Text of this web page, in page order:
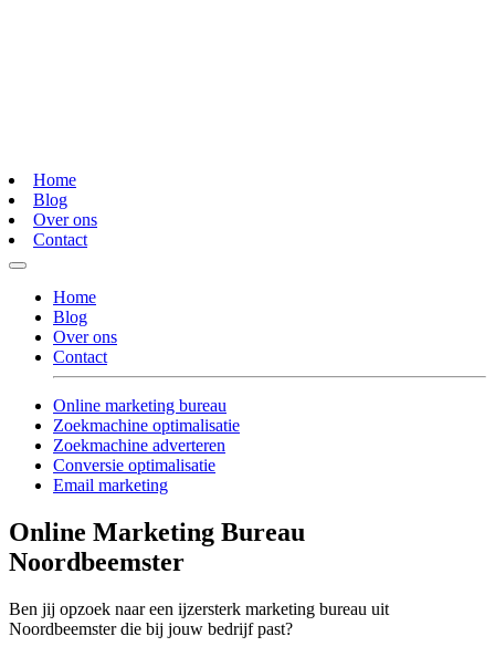
Home
Blog
Over ons
Contact
Home
Blog
Over ons
Contact
Online marketing bureau
Zoekmachine optimalisatie
Zoekmachine adverteren
Conversie optimalisatie
Email marketing
Online Marketing Bureau
Noordbeemster
Ben jij opzoek naar een ijzersterk marketing bureau uit
Noordbeemster die bij jouw bedrijf past?